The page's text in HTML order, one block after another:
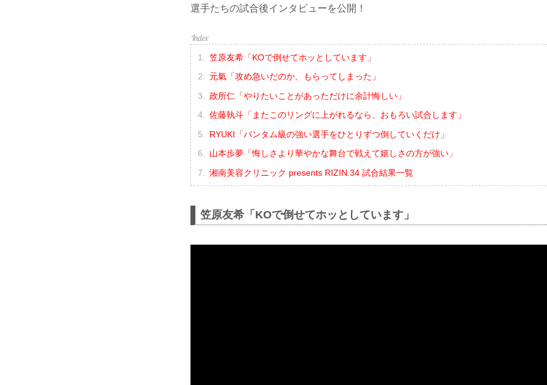
選手たちの試合後インタビューを公開！
笠原友希「KOで倒せてホッとしています」
元氣「攻め急いだのか、もらってしまった」
政所仁「やりたいことがあっただけに余計悔しい」
佐藤執斗「またこのリングに上がれるなら、おもろい試合します」
RYUKI「バンタム級の強い選手をひとりずつ倒していくだけ」
山本歩夢「悔しさより華やかな舞台で戦えて嬉しさの方が強い」
湘南美容クリニック presents RIZIN.34 試合結果一覧
笠原友希「KOで倒せてホッとしています」